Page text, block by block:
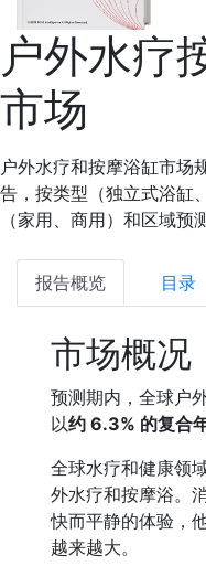
户外水疗
市场
户外水疗和按摩浴缸市场
告，按类型（独立式浴缸
（家用、商用）和区域
报告概览 目录
市场概况
预测期内，全球户
以约 6.3% 的复合
全球水疗和健康领
外水疗和按摩浴。
快而平静的体验，
越来越大。